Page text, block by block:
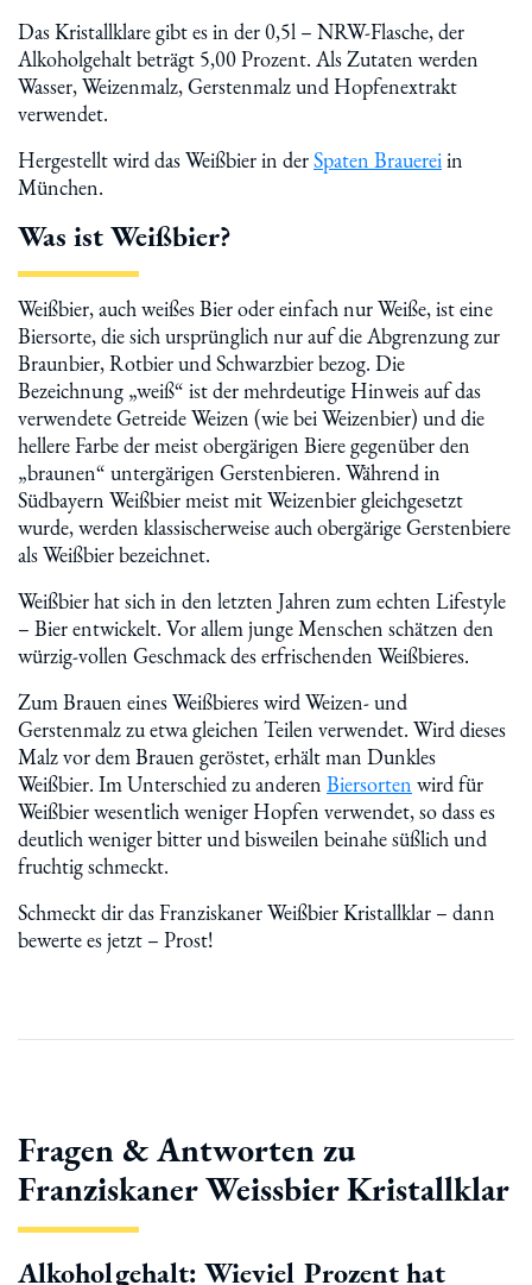
Das Kristallklare gibt es in der 0,5l – NRW-Flasche, der
Alkoholgehalt beträgt 5,00 Prozent. Als Zutaten werden
Wasser, Weizenmalz, Gerstenmalz und Hopfenextrakt
verwendet.
Hergestellt wird das Weißbier in derSpaten Brauereiin
München.
Was ist Weißbier?
Weißbier, auch weißes Bier oder einfach nur Weiße, ist eine
Biersorte, die sich ursprünglich nur auf die Abgrenzung zur
Braunbier, Rotbier und Schwarzbier bezog. Die
Bezeichnung „weiß“ ist der mehrdeutige Hinweis auf das
verwendete Getreide Weizen (wie bei Weizenbier) und die
hellere Farbe der meist obergärigen Biere gegenüber den
„braunen“ untergärigen Gerstenbieren. Während in
Südbayern Weißbier meist mit Weizenbier gleichgesetzt
wurde, werden klassischerweise auch obergärige Gerstenbiere
als Weißbier bezeichnet.
Weißbier hat sich in den letzten Jahren zum echten Lifestyle
– Bier entwickelt. Vor allem junge Menschen schätzen den
würzig-vollen Geschmack des erfrischenden Weißbieres.
Zum Brauen eines Weißbieres wird Weizen- und
Gerstenmalz zu etwa gleichen Teilen verwendet. Wird dieses
Malz vor dem Brauen geröstet, erhält man Dunkles
Weißbier. Im Unterschied zu anderen Biersorten wird für
Weißbier wesentlich weniger Hopfen verwendet, so dass es
deutlich weniger bitter und bisweilen beinahe süßlich und
fruchtig schmeckt.
Schmeckt dir das Franziskaner Weißbier Kristallklar – dann
bewerte es jetzt – Prost!
Fragen & Antworten zu
Franziskaner Weissbier Kristallklar
Alkoholgehalt: Wieviel Prozent hat